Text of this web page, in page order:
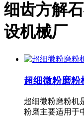
细齿方解
设机械厂
超细微粉磨粉
超细微粉磨粉机
粉磨主要适用于